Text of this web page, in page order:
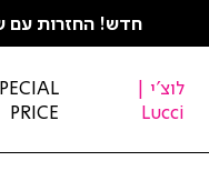
חדש! החזרות עם
לוצ'י |
Lucci
PRICE